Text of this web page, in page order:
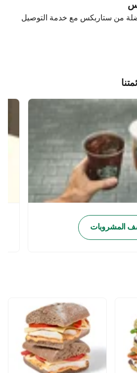
من ستاربكس مع خدمة التوصيل
المشروبات